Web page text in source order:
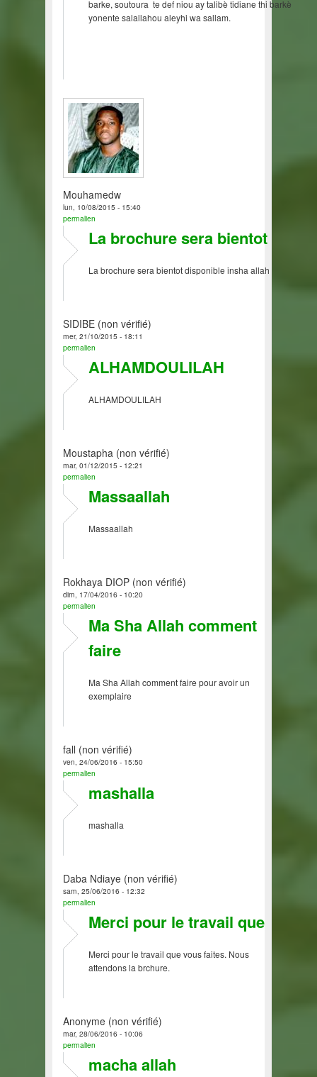
barke, soutoura te def niou ay talibè tidiane thi barkè
yonente salallahou aleyhi wa sallam.
Mouhamedw
lun, 10/08/2015 - 15:40
permalien
La brochure sera bientot
La brochure sera bientot disponible insha allah
SIDIBE (non vérifié)
mer, 21/10/2015 - 18:11
permalien
ALHAMDOULILAH
ALHAMDOULILAH
Moustapha (non vérifié)
mar, 01/12/2015 - 12:21
permalien
Massaallah
Massaallah
Rokhaya DIOP (non vérifié)
dim, 17/04/2016 - 10:20
permalien
Ma Sha Allah comment
faire
Ma Sha Allah comment faire pour avoir un
exemplaire
fall (non vérifié)
ven, 24/06/2016 - 15:50
permalien
mashalla
mashalla
Daba Ndiaye (non vérifié)
sam, 25/06/2016 - 12:32
permalien
Merci pour le travail que
Merci pour le travail que vous faites. Nous
attendons la brchure.
Anonyme (non vérifié)
mar, 28/06/2016 - 10:06
permalien
macha allah